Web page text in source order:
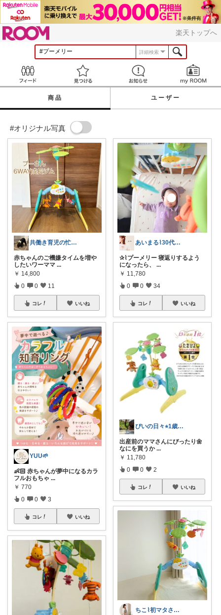
楽天トップへ
詳細検索
見つける お知らせ
商品 ユーザー
#オリジナル写真
共働き育児の忙しくても家が回る暮らし
赤ちゃんのご機嫌タイムを増や
したいワーママ ...
￥ 14,800
0 0 11
コレ いいね
YUU🌱
👶🏻 赤ちゃんが夢中になるカラ
フルおもちゃ ...
￥ 770
0 0 3
コレ いいね
あいまる⌇30代ワーママの暮らしと育児
✰⌇プーメリー 寝返りするよう
になったら、
...
￥ 11,780
0 0 34
コレ いいね
ぴいの日々⭐︎1歳息子との暮らし🐼
出産前のママさんにぴったり🌼
なにを買うか ...
￥ 11,780
0 0 2
コレ いいね
ちこ⌇初マタさんのシンプルな出産準備